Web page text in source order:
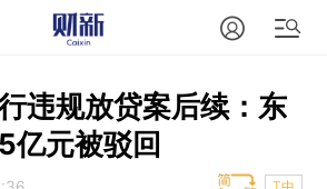
违规放贷案后续：东
亿元被驳回